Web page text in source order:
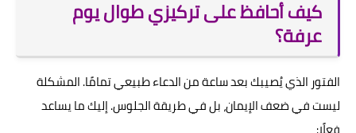
كيف أحافظ على تركيزي طوال يوم
عرفة؟
الفتور الذي يُصيبك بعد ساعة من الدعاء طبيعي تمامًا. المشكلة
ليست في ضعف الإيمان، بل في طريقة الجلوس. إليك ما يساعد